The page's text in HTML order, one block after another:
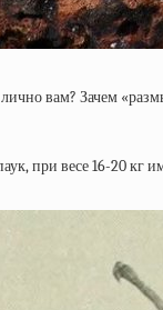
вам? Зачем
при весе 16-20 кг